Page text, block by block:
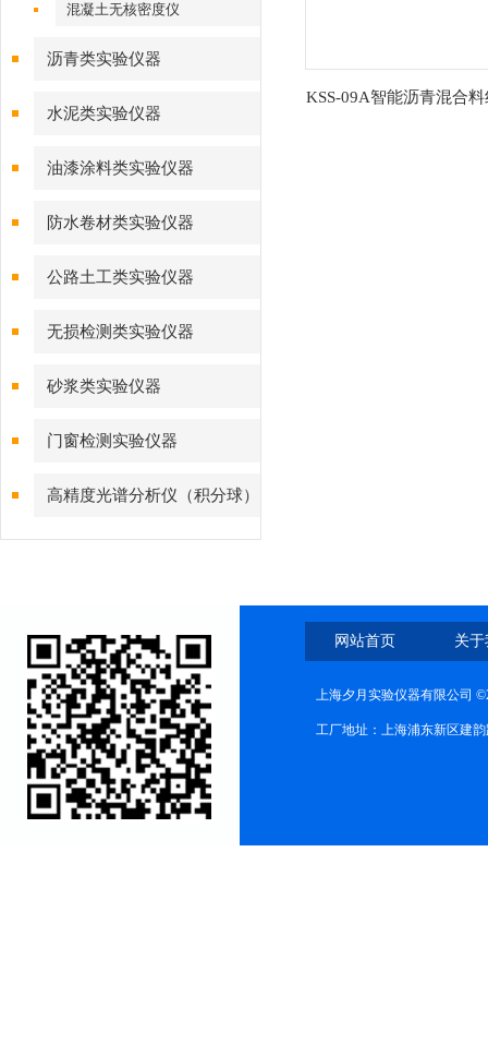
混凝土无核密度仪
沥青类实验仪器
水泥类实验仪器
油漆涂料类实验仪器
防水卷材类实验仪器
公路土工类实验仪器
无损检测类实验仪器
砂浆类实验仪器
门窗检测实验仪器
高精度光谱分析仪（积分球）
综合测试系统
KSS-09A智能沥青混合
网站首页 关
上海夕月实验仪器有限公司
工厂地址：上海浦东新区建韵